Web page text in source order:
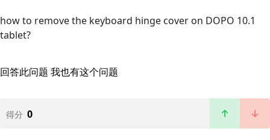
how to remove the keyboard hinge cover on DOPO 10.1
tablet?
回答此问题 我也有这个问题
得分 0